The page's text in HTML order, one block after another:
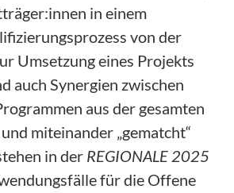
in einem
von der
Umsetzung eines Projekts
auch Synergien zwischen
aus der gesamten
miteinander „gematcht“
in der REGIONALE 2025
für die Offene